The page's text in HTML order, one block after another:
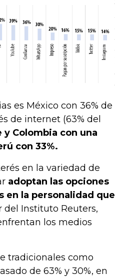
es México con 36% de
de internet (63% del
y Colombia con una
con 33%.
en la variedad de
adoptan las opciones
en la personalidad que
del Instituto Reuters,
los medios
tradicionales como
de 63% y 30%, en